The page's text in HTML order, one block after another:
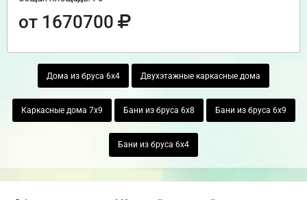
от 1670700
Дома из бруса 6х4 Двухэтажные каркасные дома
Каркасные дома 7х9 Бани из бруса 6х8 Бани из бруса 6х9
Бани из бруса 6х4